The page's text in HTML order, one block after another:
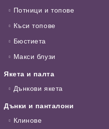
Потници и топове
Къси топове
Бюстиета
Макси блузи
Якета и палта
Дънкови якета
Дънки и панталони
Клинове